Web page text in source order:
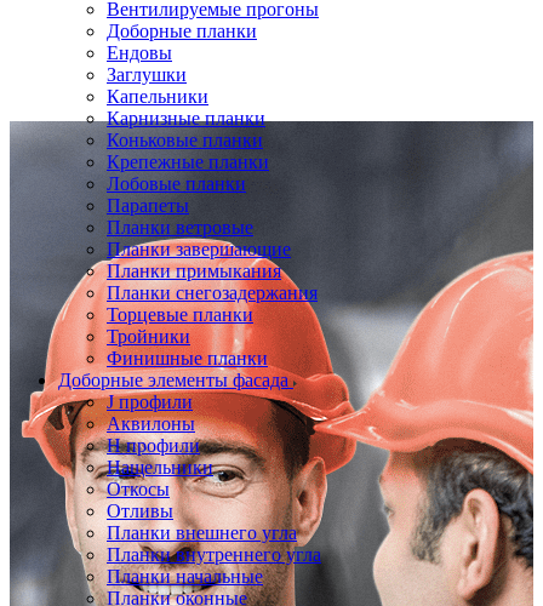
Вентилируемые прогоны
Доборные планки
Ендовы
Заглушки
Капельники
Карнизные планки
Коньковые планки
Крепежные планки
Лобовые планки
Парапеты
Планки ветровые
Планки завершающие
Планки примыкания
Планки снегозадержания
Торцевые планки
Тройники
Финишные планки
Доборные элементы фасада
J профили
Аквилоны
Н профили
Нащельники
Откосы
Отливы
Планки внешнего угла
Планки внутреннего угла
Планки начальные
Планки оконные